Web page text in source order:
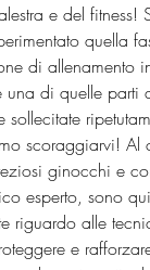
e del fitness!
quella
di allenamento
di quelle parti
sollecitate
scoraggiarvi! Al
ginocchi e
esperto, sono
riguardo alle
e